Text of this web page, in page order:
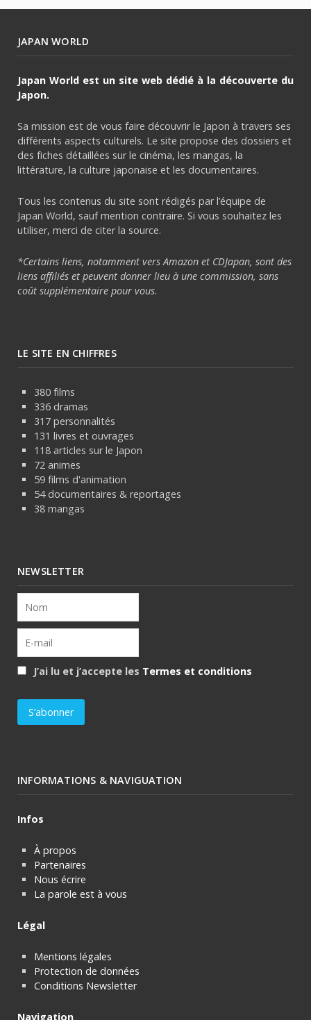
JAPAN WORLD
Japan World est un site web dédié à la découverte du
Japon.
Sa mission est de vous faire découvrir le Japon à travers ses
différents aspects culturels. Le site propose des dossiers et
des fiches détaillées sur le cinéma, les mangas, la
littérature, la culture japonaise et les documentaires.
Tous les contenus du site sont rédigés par l’équipe de
Japan World, sauf mention contraire. Si vous souhaitez les
utiliser, merci de citer la source.
*Certains liens, notamment vers Amazon et CDJapan, sont des
liens affiliés et peuvent donner lieu à une commission, sans
coût supplémentaire pour vous.
LE SITE EN CHIFFRES
380 films
336 dramas
317 personnalités
131 livres et ouvrages
118 articles sur le Japon
72 animes
59 films d'animation
54 documentaires & reportages
38 mangas
NEWSLETTER
J’ai lu et j’accepte les Termes et conditions
INFORMATIONS & NAVIGUATION
Infos
À propos
Partenaires
Nous écrire
La parole est à vous
Légal
Mentions légales
Protection de données
Conditions Newsletter
Navigation